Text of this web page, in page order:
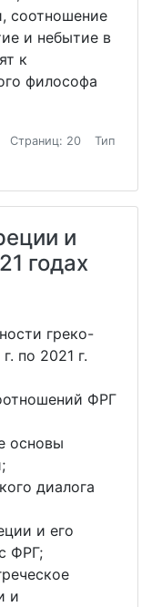
соотношение
и небытие в
к
философа
Страниц: 20
Тип
и
годах
греко-
по 2021 г.
ФРГ
основы
диалога
и его
ФРГ;
и